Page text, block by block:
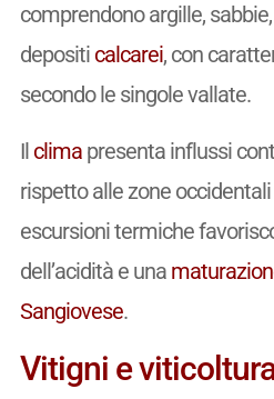
comprendono argille,
depositi calcarei, con
secondo le singole vallate.
Il climapresenta influssi
rispetto alle zone
escursioni termiche
dell’acidità e una
Sangiovese.
Vitigni e